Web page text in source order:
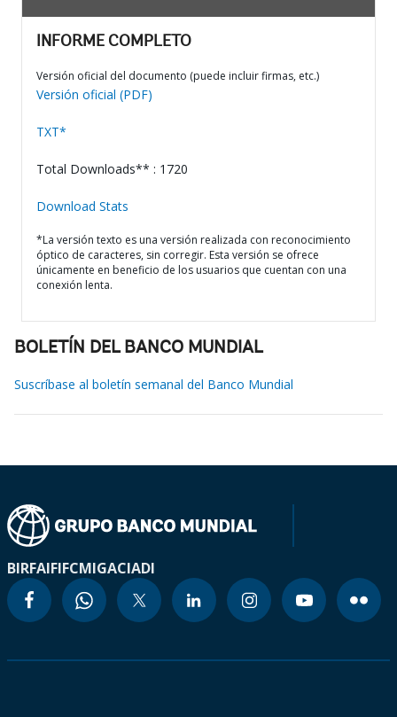
INFORME COMPLETO
Versión oficial del documento (puede incluir firmas, etc.)
Versión oficial (PDF)
TXT*
Total Downloads** : 1720
Download Stats
*La versión texto es una versión realizada con reconocimiento
óptico de caracteres, sin corregir. Esta versión se ofrece
únicamente en beneficio de los usuarios que cuentan con una
conexión lenta.
BOLETÍN DEL BANCO MUNDIAL
Suscríbase al boletín semanal del Banco Mundial
BIRFAIFIFCMIGACIADI